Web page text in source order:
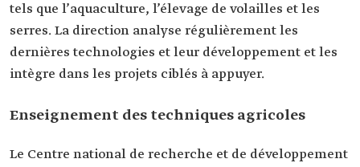
tels que l’aquaculture, l’élevage de volailles et les
serres. La direction analyse régulièrement les
dernières technologies et leur développement et les
intègre dans les projets ciblés à appuyer.
Enseignement des techniques agricoles
Le Centre national de recherche et de développement